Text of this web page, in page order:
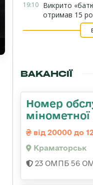
19:10 Викрито
отримав 15
ВАКАНСІЇ
Номер
мінометної
від 20000 до
Краматорськ
23 ОМПБ 56